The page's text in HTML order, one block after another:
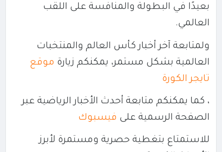
بعيدًا في البطولة والمنافسة على اللقب
العالمي.
ولمتابعة آخر أخبار كأس العالم والمنتخبات
العالمية بشكل مستمر، يمكنكم زيارة موقع
تايجر الكورة
، كما يمكنكم متابعة أحدث الأخبار الرياضية عبر
الصفحة الرسمية على فيسبوك
للاستمتاع بتغطية حصرية ومستمرة لأبرز